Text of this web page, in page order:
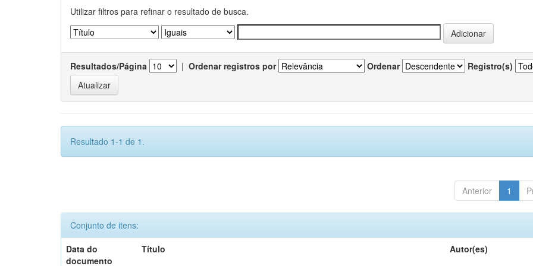
Utilizar filtros para refinar o resultado de busca.
Resultados/Página | Ordenar registros por Ordenar Registro(s)
Resultado 1-1 de 1.
Anterior 1
Conjunto de itens:
Data do
documento
Título Autor(es)